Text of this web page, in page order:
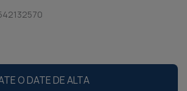
O DATE DE ALTA